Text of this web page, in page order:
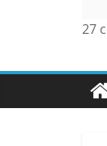
27